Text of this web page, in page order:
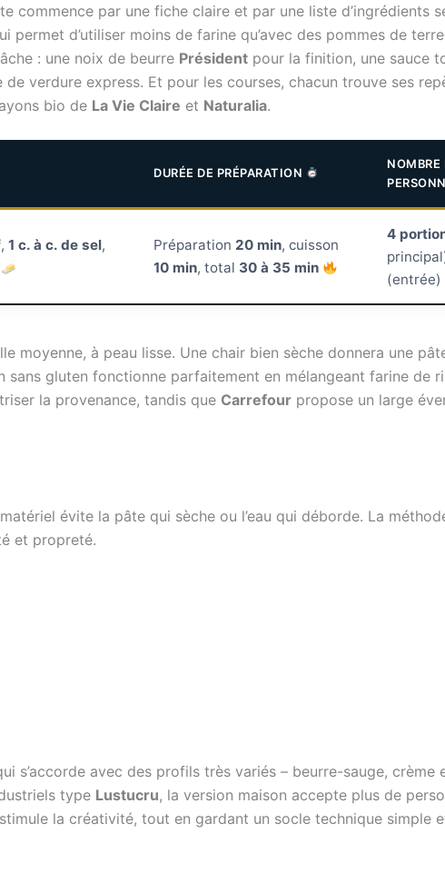
commence par une fiche claire et par une liste d’ingrédients
d’utiliser moins de farine qu’avec des pommes de
: une noix de beurre Président pour la finition, une sauce
de verdure express. Et pour les courses, chacun trouve ses
bio de La Vie Claire et Naturalia.
DURÉE DE PRÉPARATION
NOMBRE
, 1 c. à c. de sel,
Préparation 20 min, cuisson
10 min, total 30 à 35 min
4
(entrée)
moyenne, à peau lisse. Une chair bien sèche donnera une
gluten fonctionne parfaitement en mélangeant farine de
la provenance, tandis que Carrefour propose un large
évite la pâte qui sèche ou l’eau qui déborde. La
et propreté.
s’accorde avec des profils très variés – beurre-sauge, crème
type Lustucru, la version maison accepte plus de
la créativité, tout en gardant un socle technique simple